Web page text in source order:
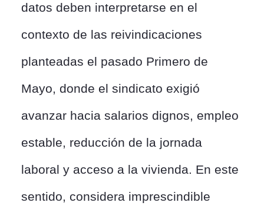
datos deben interpretarse en el
contexto de las reivindicaciones
planteadas el pasado Primero de
Mayo, donde el sindicato exigió
avanzar hacia salarios dignos, empleo
estable, reducción de la jornada
laboral y acceso a la vivienda. En este
sentido, considera imprescindible